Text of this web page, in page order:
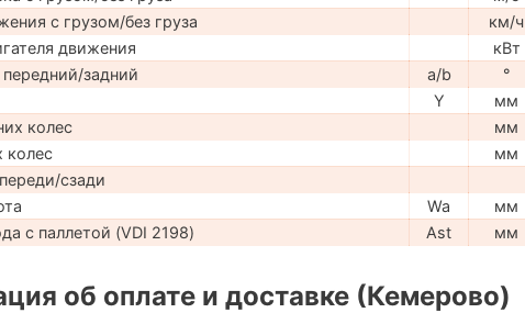
с грузом/без груза
км/ч
движения
кВт
задний
a/b °
Y мм
колес
мм
колес
мм
сзади
Wa мм
с паллетой (VDI 2198)
Ast мм
об оплате и доставке (Кемерово)